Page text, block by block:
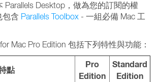
Parallels Desktop，做為您的訂閱的權
包含 Parallels Toolbox - 一組必備 Mac 工
Mac Pro Edition 包括下列特性與功能：
點
Pro
Edition
Standard
Edition